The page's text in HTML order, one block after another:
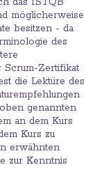
möglicherweise
besitzen - da
des
Scrum-Zertifikat
die Lektüre des
genannten
an dem Kurs
Kurs zu
erwähnten
zur Kenntnis